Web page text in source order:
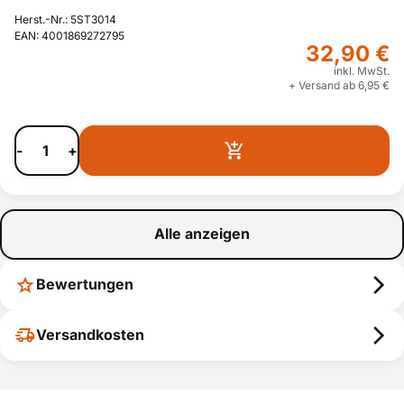
Herst.-Nr.: 5ST3014
EAN: 4001869272795
32,90 €
inkl. MwSt.
+ Versand ab 6,95 €
- +
Alle anzeigen
Bewertungen
Versandkosten